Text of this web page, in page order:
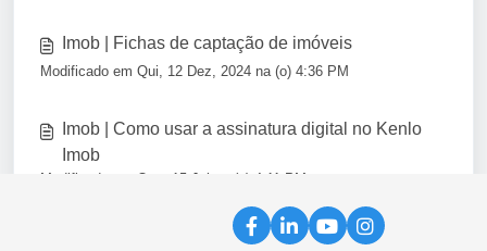
Imob | Fichas de captação de imóveis
Modificado em Qui, 12 Dez, 2024 na (o) 4:36 PM
Imob | Como usar a assinatura digital no Kenlo
Imob
Modificado em Qua, 15 Jul na (o) 4:11 PM